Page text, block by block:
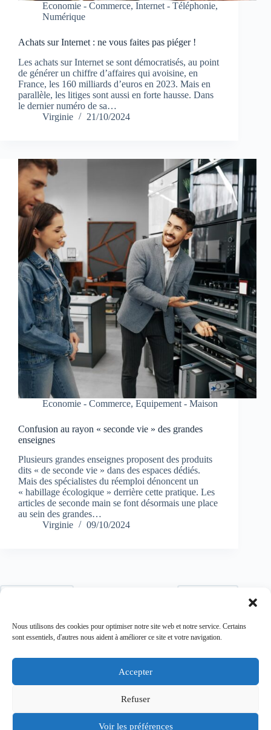
Nous utilisons des cookies pour optimiser notre site web et notre service. Certains
sont essentiels, d'autres nous aident à améliorer ce site et votre navigation.
Accepter
Refuser
Voir les préférences
Economie - Commerce, Internet - Téléphonie,
Numérique
Achats sur Internet : ne vous faites pas piéger !
Les achats sur Internet se sont démocratisés, au point
de générer un chiffre d’affaires qui avoisine, en
France, les 160 milliards d’euros en 2023. Mais en
parallèle, les litiges sont aussi en forte hausse. Dans
le dernier numéro de sa…
Virginie
21/10/2024
Economie - Commerce, Equipement - Maison
Confusion au rayon « seconde vie » des grandes
enseignes
Plusieurs grandes enseignes proposent des produits
dits « de seconde vie » dans des espaces dédiés.
Mais des spécialistes du réemploi dénoncent un
« habillage écologique » derrière cette pratique. Les
articles de seconde main se font désormais une place
au sein des grandes…
Virginie
09/10/2024
4 5 6
7 … 11
Politique de confidentialité
Mentions légales
Conditions générales de vente